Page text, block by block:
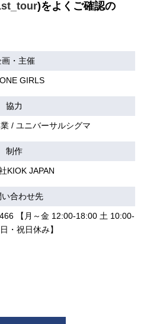
)をよくご確認の
画・主催
GIRLS
協力
/ ユニバーサルシグマ
制作
KIOK JAPAN
い合わせ先
【月～金 12:00-18:00 土 10:00-
・祝日休み】